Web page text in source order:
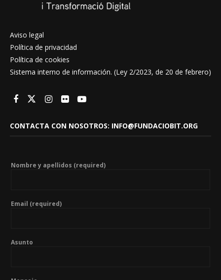
Aviso legal
Política de privacidad
Política de cookies
Sistema interno de información. (Ley 2/2023, de 20 de febrero)
CONTACTA CON NOSOTROS: INFO@FUNDACIOBIT.ORG
Nombre y apellidos (required)
Email (required)
Asunto